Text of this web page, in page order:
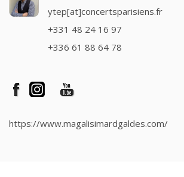
ytep[at]concertsparisiens.fr
+331 48 24 16 97
+336 61 88 64 78
https://www.magalisimardgaldes.com/